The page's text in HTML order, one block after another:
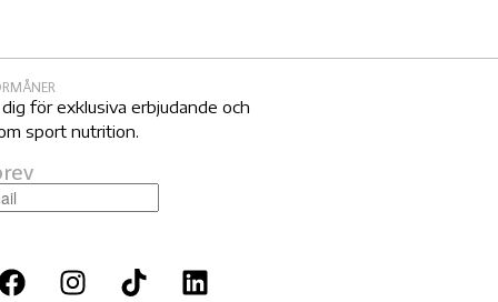
för exklusiva erbjudande och
sport nutrition.